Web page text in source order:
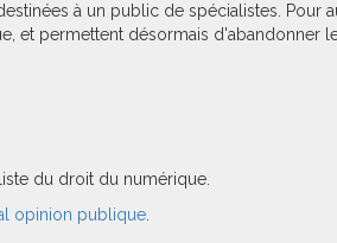
à un public de spécialistes. Pour
et permettent désormais d'abandonner
du droit du numérique.
opinion publique